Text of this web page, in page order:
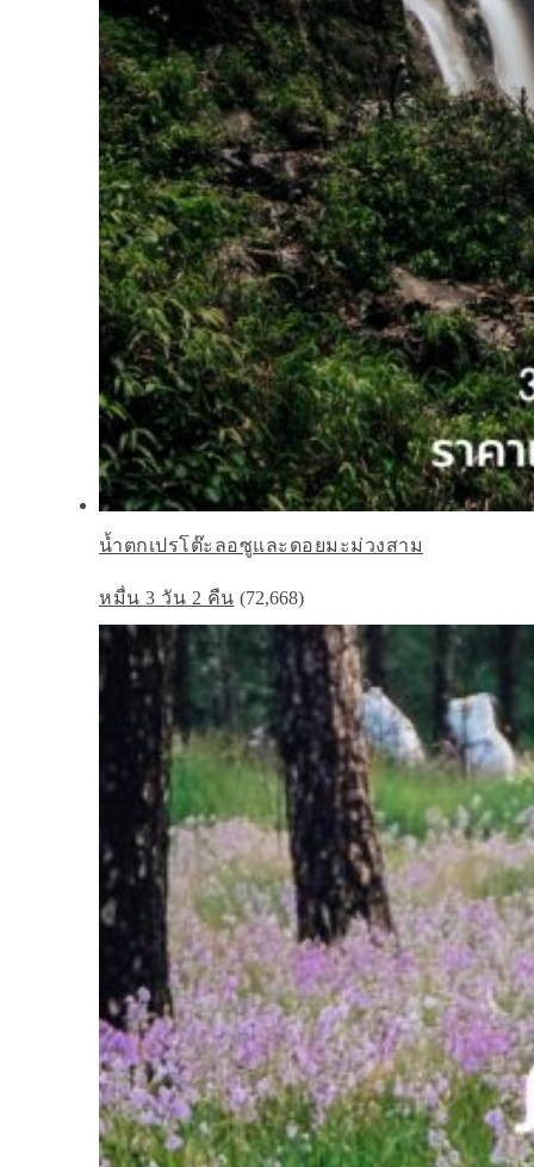
น้ำตกเปรโต๊ะลอซูและดอยมะม่วงสาม
หมื่น 3 วัน 2 คืน (72,668)